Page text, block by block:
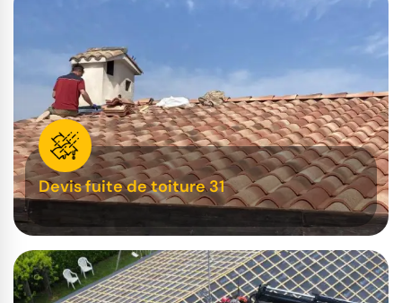
Devis fuite de toiture 31